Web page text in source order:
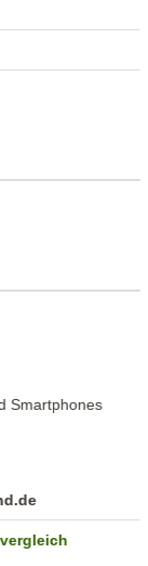
Smartphones